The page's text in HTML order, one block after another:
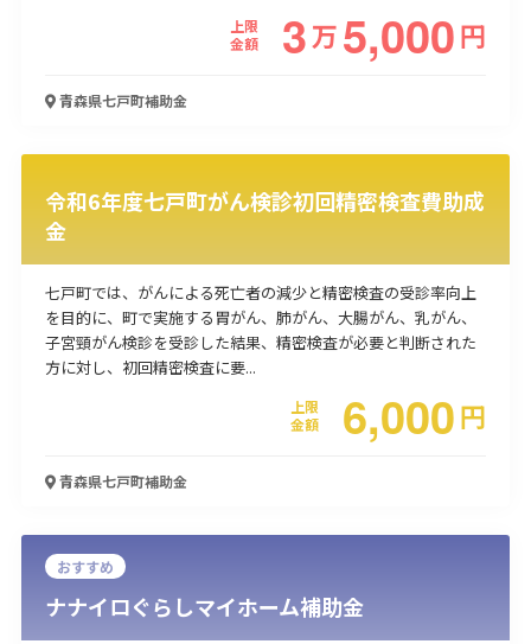
上限
金額
3万5,000円
青森県七戸町補助金
令和6年度七戸町がん検診初回精密検査費助成
金
七戸町では、がんによる死亡者の減少と精密検査の受診率向上
を目的に、町で実施する胃がん、肺がん、大腸がん、乳がん、
子宮頸がん検診を受診した結果、精密検査が必要と判断された
方に対し、初回精密検査に要...
上限
金額
6,000円
青森県七戸町補助金
おすすめ
ナナイロぐらしマイホーム補助金